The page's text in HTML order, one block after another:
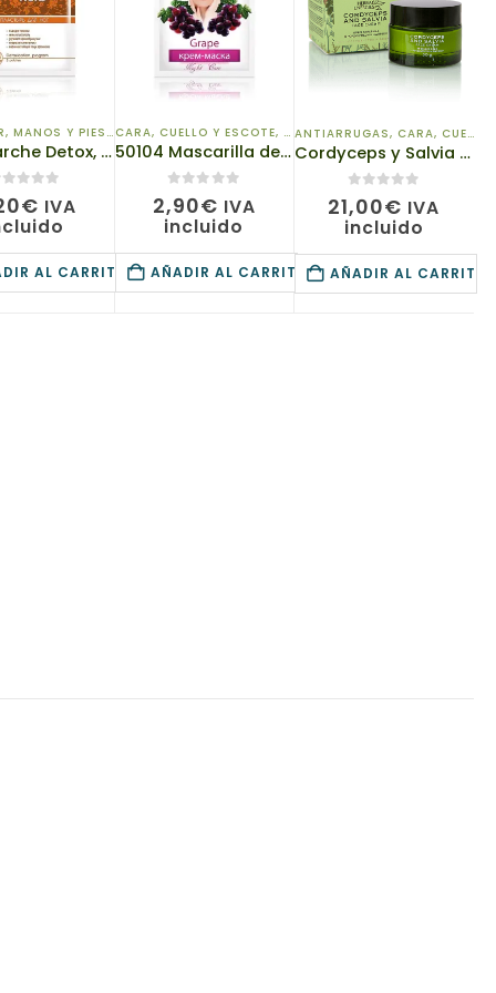
,MANOS Y PIES ,PARA TU SALUD,PARCHES CORPORALES
41314 Parche Detox, desintoxicante para los Pies TIANDE Detox, 2ud, Mejoran la circulación en la piel, eliminan las toxinas
5€ IVA
AL CARRITO
CARA, CUELLO Y ESCOTE, MASCARILLAS FACIALES
50104 Mascarilla de Cara, «Uva» TIANDE , Tonificación y Protección Antioxidante 18g
0de 5
2,90€ IVA
incluido
AÑADIR AL CARRITO
ANTIARRUGAS, CARA, CUELLO Y ESCOTE
Cordyceps y Salvia Crema Facial, TianDe 17103, ¡Di no a los radicales libres! SPF 10
de 5
21,00€ IVA
incluido
AÑADIR AL CARRITO